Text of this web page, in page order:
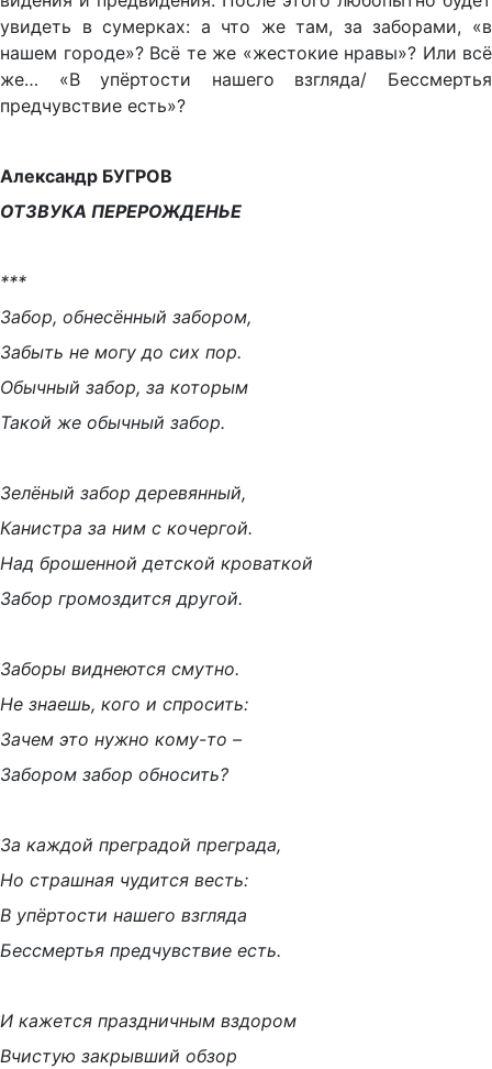
увидеть в сумерках: а что же там, за заборами, «в
нашем городе»? Всё те же «жестокие нравы»? Или всё
же… «В упёртости нашего взгляда/ Бессмертья
предчувствие есть»?
Александр БУГРОВ
ОТЗВУКА ПЕРЕРОЖДЕНЬЕ
***
Забор, обнесённый забором,
Забыть не могу до сих пор.
Обычный забор, за которым
Такой же обычный забор.
Зелёный забор деревянный,
Канистра за ним с кочергой.
Над брошенной детской кроваткой
Забор громоздится другой.
Заборы виднеются смутно.
Не знаешь, кого и спросить:
Зачем это нужно кому-то –
Забором забор обносить?
За каждой преградой преграда,
Но страшная чудится весть:
В упёртости нашего взгляда
Бессмертья предчувствие есть.
И кажется праздничным вздором
Вчистую закрывший обзор